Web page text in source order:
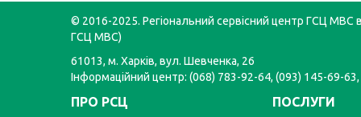
© 2016-2025. Регіональний сервісний центр ГСЦ МВС в
ГСЦ МВС)
61013, м. Харків, вул. Шевченка, 26
Інформаційний центр: (068) 783-92-64, (093) 145-69-
ПРО РСЦ ПОСЛУГИ